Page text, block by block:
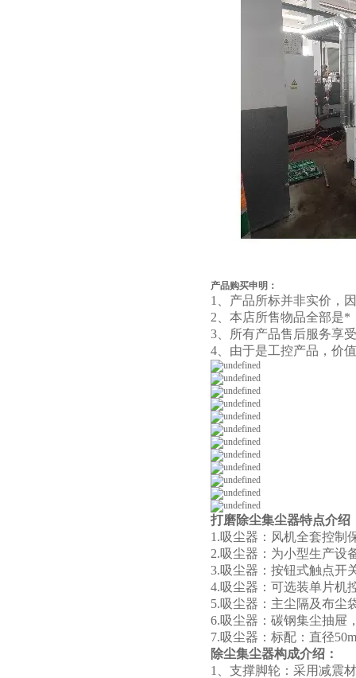
产品购买申明：
1、产品所标并非实价，
2、本店所售物品全部是*
3、所有产品售后服务享
4、由于是工控产品，价
打磨除尘集尘器特点介绍
1.吸尘器：风机全套控制
2.吸尘器：为小型生产设
3.吸尘器：按钮式触点开
4.吸尘器：可选装单片机
5.吸尘器：主尘隔及布尘
6.吸尘器：碳钢集尘抽屉
7.吸尘器：标配：直径
除尘集尘器构成介绍：
1、支撑脚轮：采用减震